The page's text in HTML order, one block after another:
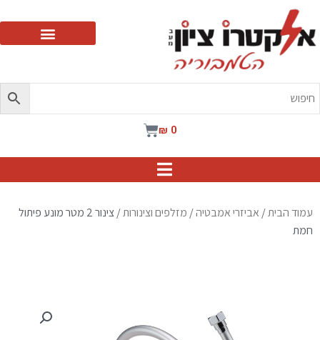
₪ 0
עגלת
עמוד הבית/ אביזרי אמבטיה/ מזלפים וצינורות
/ צינור 2 מטר מונע פיתול
חמת